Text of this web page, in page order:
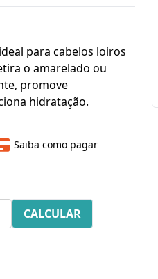
para cabelos loiros
o amarelado ou
promove
hidratação.
Saiba como pagar